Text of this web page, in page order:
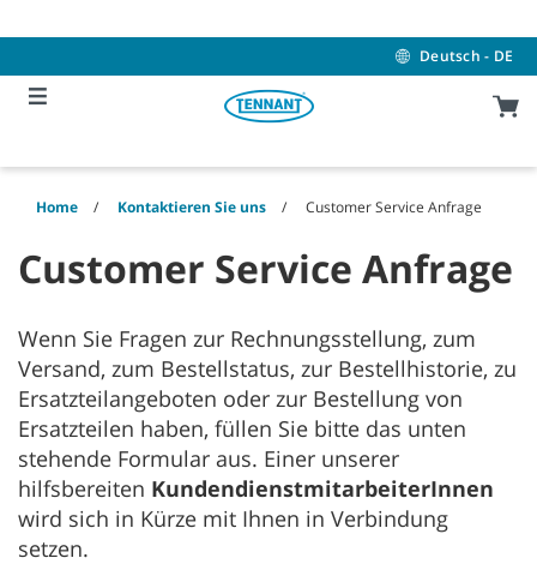
to
to
menu
Deutsch - DE
Home Kontaktieren Sie uns Customer Service Anfrage
Customer Service Anfrage
Wenn Sie Fragen zur Rechnungsstellung, zum
Versand, zum Bestellstatus, zur Bestellhistorie, zu
Ersatzteilangeboten oder zur Bestellung von
Ersatzteilen haben, füllen Sie bitte das unten
stehende Formular aus. Einer unserer
hilfsbereiten KundendienstmitarbeiterInnen
wird sich in Kürze mit Ihnen in Verbindung
setzen.